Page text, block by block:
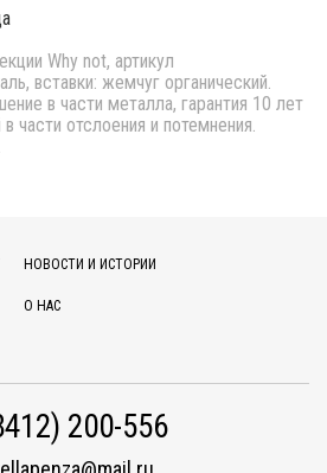
Why not, артикул
вставки: жемчуг органический.
в части металла, гарантия 10 лет
части отслоения и потемнения.
НОВОСТИ И ИСТОРИИ
О НАС
200-556